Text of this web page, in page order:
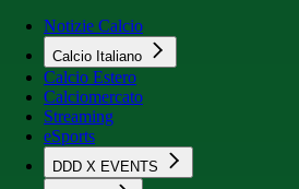
Notizie Calcio
Calcio Italiano
Calcio Estero
Calciomercato
Streaming
eSports
DDD X EVENTS